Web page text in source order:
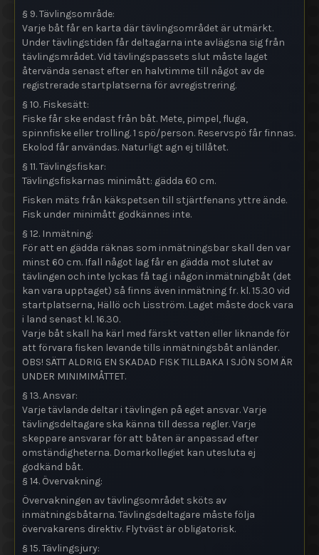
§ 9. Tävlingsområde:
Varje båt får en karta där tävlingsområdet är utmärkt.
Under tävlingstiden får deltagarna inte avlägsna sig från
tävlingsmrådet. Vid tävlingspassets slut måste laget
återvända senast efter en halvtimme till något av de
registrerade startplatserna för avregistrering.
§ 10. Fiskesätt:
Fiske får ske endast från båt. Mete, pimpel, fluga,
spinnfiske eller trolling. 1 spö/person. Reservspö får finnas.
Ekolod får användas. Naturligt agn ej tillåtet.
§ 11. Tävlingsfiskar:
Tävlingsfiskarnas minimått: gädda 60 cm.
Fisken mäts från käkspetsen till stjärtfenans yttre ände.
Fisk under minimått godkännes inte.
§ 12. Inmätning:
För att en gädda räknas som inmätningsbar skall den var
minst 60 cm. Ifall något lag får en gädda mot slutet av
tävlingen och inte lyckas få tag i någon inmätningbåt (det
kan vara upptaget) så finns även inmätning fr. kl. 15.30 vid
startplatserna, Hällö och Lisström. Laget måste dock vara
i land senast kl. 16.30.
Varje båt skall ha kärl med färskt vatten eller liknande för
att förvara fisken levande tills inmätningsbåt anländer.
OBS! SÄTT ALDRIG EN SKADAD FISK TILLBAKA I SJÖN SOM ÄR
UNDER MINIMIMÅTTET.
§ 13. Ansvar:
Varje tävlande deltar i tävlingen på eget ansvar. Varje
tävlingsdeltagare ska känna till dessa regler. Varje
skeppare ansvarar för att båten är anpassad efter
omständigheterna. Domarkollegiet kan utesluta ej
godkänd båt.
§ 14. Övervakning:
Övervakningen av tävlingsområdet sköts av
inmätningsbåtarna. Tävlingsdeltagare måste följa
övervakarens direktiv. Flytväst är obligatorisk.
§ 15. Tävlingsjury: